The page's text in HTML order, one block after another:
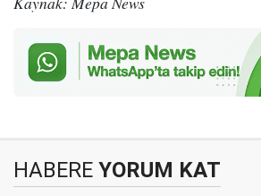
HABERE YORUM KAT